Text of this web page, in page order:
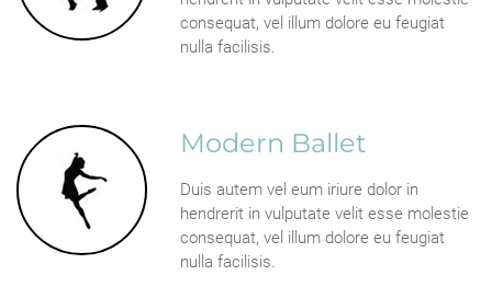
consequat, vel illum dolore eu feugiat
nulla facilisis.
Modern Ballet
Duis autem vel eum iriure dolor in
hendrerit in vulputate velit esse molestie
consequat, vel illum dolore eu feugiat
nulla facilisis.